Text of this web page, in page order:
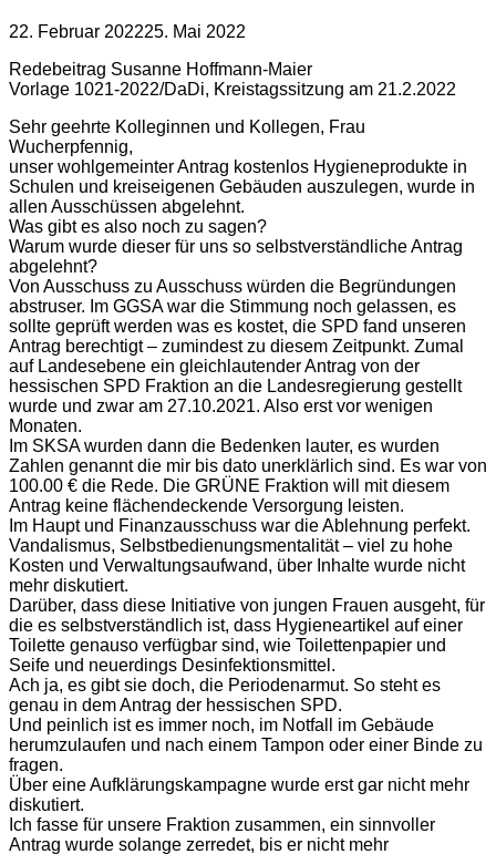
22. Februar 202225. Mai 2022
Redebeitrag Susanne Hoffmann-Maier
Vorlage 1021-2022/DaDi, Kreistagssitzung am 21.2.2022
Sehr geehrte Kolleginnen und Kollegen, Frau
Wucherpfennig,
unser wohlgemeinter Antrag kostenlos Hygieneprodukte in
Schulen und kreiseigenen Gebäuden auszulegen, wurde in
allen Ausschüssen abgelehnt.
Was gibt es also noch zu sagen?
Warum wurde dieser für uns so selbstverständliche Antrag
abgelehnt?
Von Ausschuss zu Ausschuss würden die Begründungen
abstruser. Im GGSA war die Stimmung noch gelassen, es
sollte geprüft werden was es kostet, die SPD fand unseren
Antrag berechtigt – zumindest zu diesem Zeitpunkt. Zumal
auf Landesebene ein gleichlautender Antrag von der
hessischen SPD Fraktion an die Landesregierung gestellt
wurde und zwar am 27.10.2021. Also erst vor wenigen
Monaten.
Im SKSA wurden dann die Bedenken lauter, es wurden
Zahlen genannt die mir bis dato unerklärlich sind. Es war von
100.00 € die Rede. Die GRÜNE Fraktion will mit diesem
Antrag keine flächendeckende Versorgung leisten.
Im Haupt und Finanzausschuss war die Ablehnung perfekt.
Vandalismus, Selbstbedienungsmentalität – viel zu hohe
Kosten und Verwaltungsaufwand, über Inhalte wurde nicht
mehr diskutiert.
Darüber, dass diese Initiative von jungen Frauen ausgeht, für
die es selbstverständlich ist, dass Hygieneartikel auf einer
Toilette genauso verfügbar sind, wie Toilettenpapier und
Seife und neuerdings Desinfektionsmittel.
Ach ja, es gibt sie doch, die Periodenarmut. So steht es
genau in dem Antrag der hessischen SPD.
Und peinlich ist es immer noch, im Notfall im Gebäude
herumzulaufen und nach einem Tampon oder einer Binde zu
fragen.
Über eine Aufklärungskampagne wurde erst gar nicht mehr
diskutiert.
Ich fasse für unsere Fraktion zusammen, ein sinnvoller
Antrag wurde solange zerredet, bis er nicht mehr